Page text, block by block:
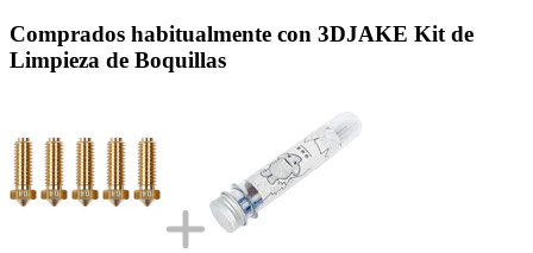
Comprados habitualmente con 3DJAKE Kit de
Limpieza de Boquillas